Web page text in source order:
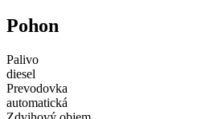
Pohon
Palivo
diesel
Prevodovka
automatická